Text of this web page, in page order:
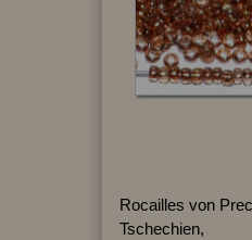
Rocailles von
Tschechien,